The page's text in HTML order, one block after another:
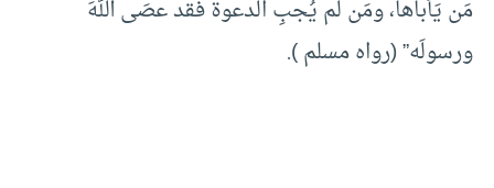
مَن يَأباها، ومَن لم يُجبِ الدعوة فقد عصَى اللهَ
ورسولَه” (رواه مسلم ).